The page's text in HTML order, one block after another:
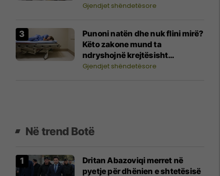
Gjendjet shëndetësore
Punoni natën dhe nuk flini mirë?
Këto zakone mund ta
ndryshojnë krejtësisht
pushimin tuaj
Gjendjet shëndetësore
Në trend Botë
Dritan Abazoviqi merret në
pyetje për dhënien e shtetësisë